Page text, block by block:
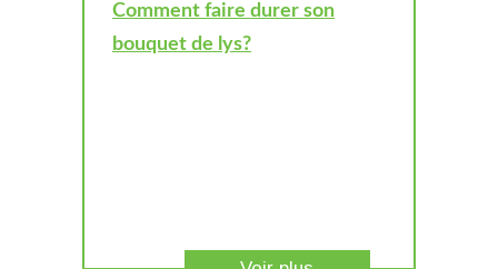
Comment faire durer son
bouquet de lys?